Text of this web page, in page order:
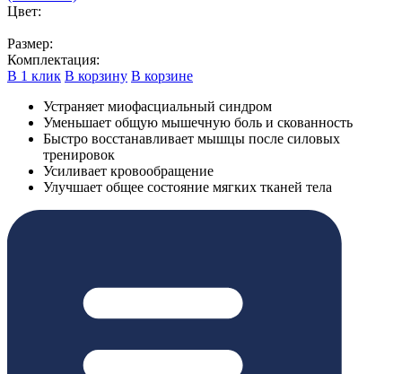
Цвет:
Размер:
Комплектация:
В 1 клик В корзину В корзине
Устраняет миофасциальный синдром
Уменьшает общую мышечную боль и скованность
Быстро восстанавливает мышцы после силовых
тренировок
Усиливает кровообращение
Улучшает общее состояние мягких тканей тела